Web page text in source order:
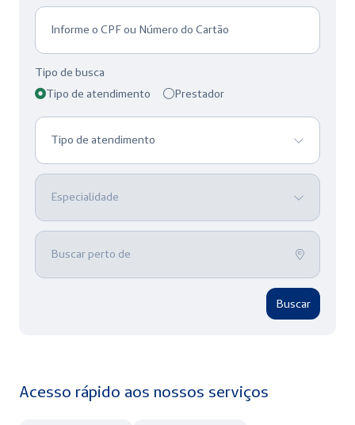
Informe o CPF ou Número do Cartão
Tipo de busca
Tipo de atendimento
Prestador
Tipo de atendimento
Especialidade
Buscar perto de
Buscar
Acesso rápido aos nossos serviços